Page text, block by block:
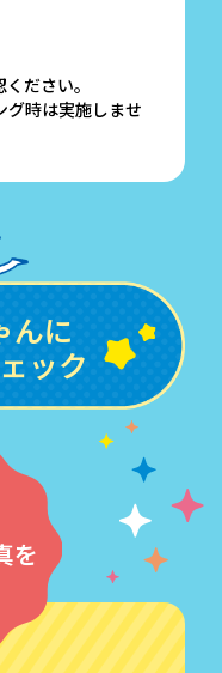
ださい。
時は実施しませ
んに
ック
を